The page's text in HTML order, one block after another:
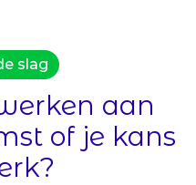
slag
aan
of je kans